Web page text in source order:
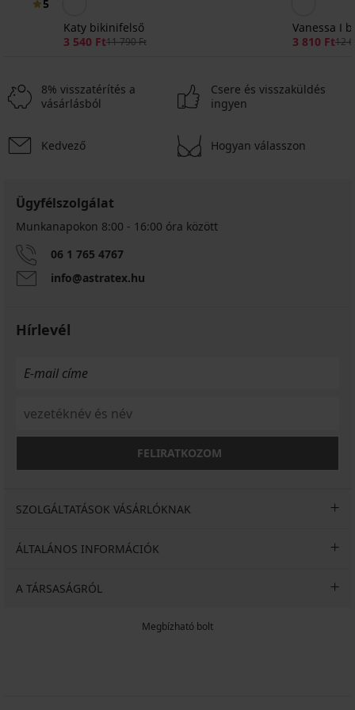
5
Katy bikinifelső
3 540 Ft11 790 Ft
Vanessa I
3 810 Ft12
Adjoa
bikinifelső
Kedvezmény
2 700
Ft
8% visszatérítés a
vásárlásból
Csere és visszaküldés
ingyen
Kedvező Hogyan válasszon
Ügyfélszolgálat
Munkanapokon 8:00 - 16:00 óra között
06 1 765 4767
info@astratex.hu
Hírlevél
FELIRATKOZOM
SZOLGÁLTATÁSOK VÁSÁRLÓKNAK
ÁLTALÁNOS INFORMÁCIÓK
A TÁRSASÁGRÓL
Megbízható bolt